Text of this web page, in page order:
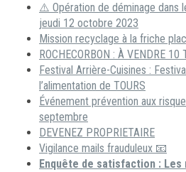
⚠️ Opération de déminage dans
jeudi 12 octobre 2023
Mission recyclage à la friche
ROCHECORBON : À VENDRE
Festival Arrière-Cuisines :
l’alimentation de TOURS
Événement prévention aux
septembre
DEVENEZ PROPRIETAIRE
Vigilance mails frauduleux 📧
Enquête de satisfaction :